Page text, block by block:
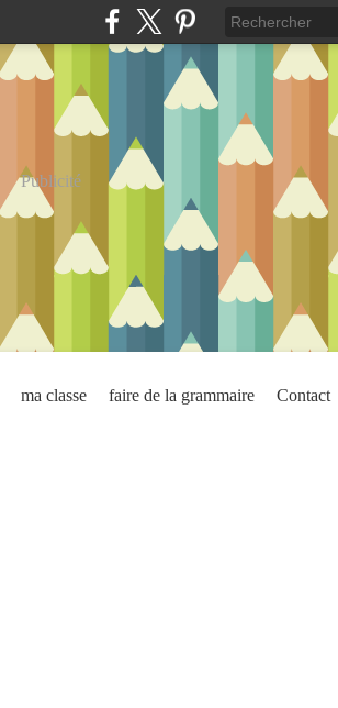
Publicité
ma classe faire de la grammaire Contact